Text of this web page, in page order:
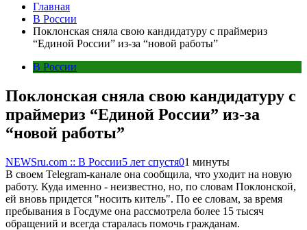
Главная
В России
Поклонская сняла свою кандидатуру с праймериз
“Единой России” из-за “новой работы”
В России
Поклонская сняла свою кандидатуру с
праймериз “Единой России” из-за
“новой работы”
NEWSru.com :: В России5 лет спустя01 минуты
В своем Telegram-канале она сообщила, что уходит на новую
работу. Куда именно - неизвестно, но, по словам Поклонской,
ей вновь придется "носить китель". По ее словам, за время
пребывания в Госдуме она рассмотрела более 15 тысяч
обращений и всегда старалась помочь гражданам.